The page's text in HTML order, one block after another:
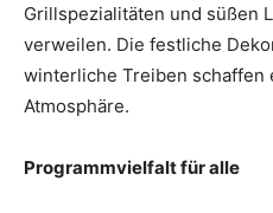
Grillspezialitäten und süßen
verweilen. Die festliche
winterliche Treiben schaffen
Atmosphäre.
Programmvielfalt für alle